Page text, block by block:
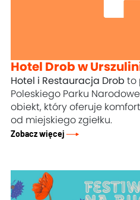
Hotel Drob w
Hotel i Restauracja Drob to
Poleskiego Parku
obiekt, który oferuje
od miejskiego zgiełku.
Zobacz więcej